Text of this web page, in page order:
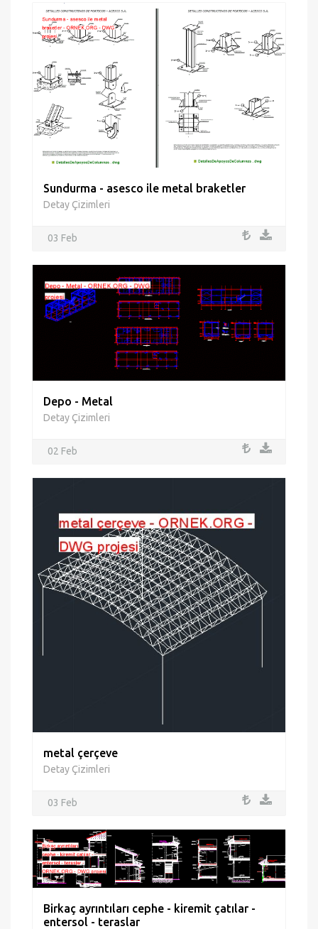
Sundurma - asesco ile metal braketler
Detay Çizimleri
03 Feb
Depo - Metal
Detay Çizimleri
02 Feb
metal çerçeve
Detay Çizimleri
03 Feb
Birkaç ayrıntıları cephe - kiremit çatılar -
entersol - teraslar